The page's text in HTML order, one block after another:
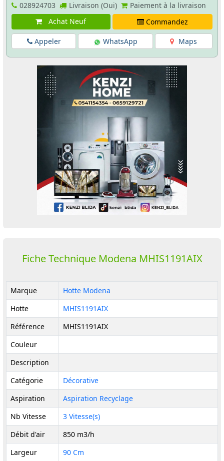
028924703
Livraison (Oui)
Paiement à la livraison
Achat Neuf
Commandez
Appeler WhatsApp Maps
Fiche Technique Modena MHIS1191AIX
Marque
Hotte Modena
Hotte
MHIS1191AIX
Référence
MHIS1191AIX
Couleur
Description
Catégorie
Décorative
Aspiration
Aspiration Recyclage
Nb Vitesse
3 Vitesse(s)
Débit d'air
850 m3/h
Largeur
90 Cm